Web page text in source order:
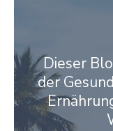
Dieser
der